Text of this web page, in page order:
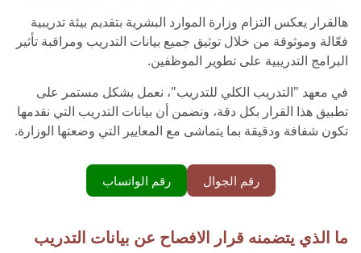
هالقرار يعكس التزام وزارة الموارد البشرية بتقديم بيئة تدريبية
فعّالة وموثوقة من خلال توثيق جميع بيانات التدريب ومراقبة تأثير
البرامج التدريبية على تطوير الموظفين.
في معهد "التدريب الكلي للتدريب"، نعمل بشكل مستمر على
تطبيق هذا القرار بكل دقة، ونضمن أن بيانات التدريب التي نقدمها
تكون شفافة ودقيقة بما يتماشى مع المعايير التي وضعتها الوزارة.
رقم الجوال رقم الواتساب
ما الذي يتضمنه قرار الافصاح عن بيانات التدريب